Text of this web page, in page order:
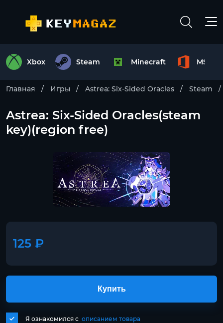
Xbox Steam Minecraft MS
Главная Игры Astrea: Six-Sided Oracles Steam
Astrea: Six-Sided Oracles(steam
key)(region free)
125 ₽
Я ознакомился с описанием товара
Купить